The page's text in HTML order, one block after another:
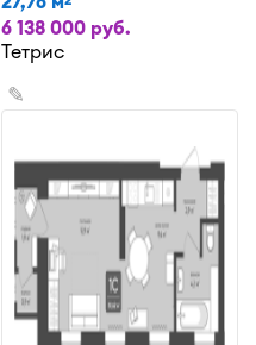
6 138 000 руб.
Тетрис
✎